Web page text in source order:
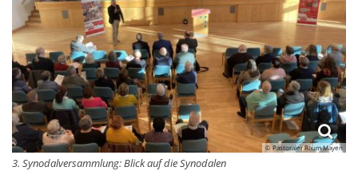
© Pastoraler Raum Mayen
3. Synodalversammlung: Blick auf die Synodalen